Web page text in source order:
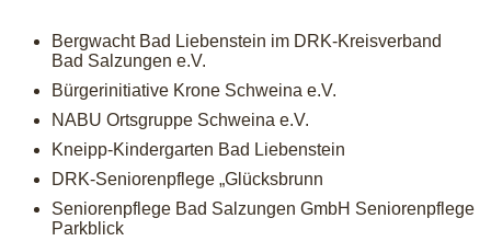
Bergwacht Bad Liebenstein im DRK-Kreisverband
Bad Salzungen e.V.
Bürgerinitiative Krone Schweina e.V.
NABU Ortsgruppe Schweina e.V.
Kneipp-Kindergarten Bad Liebenstein
DRK-Seniorenpflege „Glücksbrunn
Seniorenpflege Bad Salzungen GmbH Seniorenpflege
Parkblick